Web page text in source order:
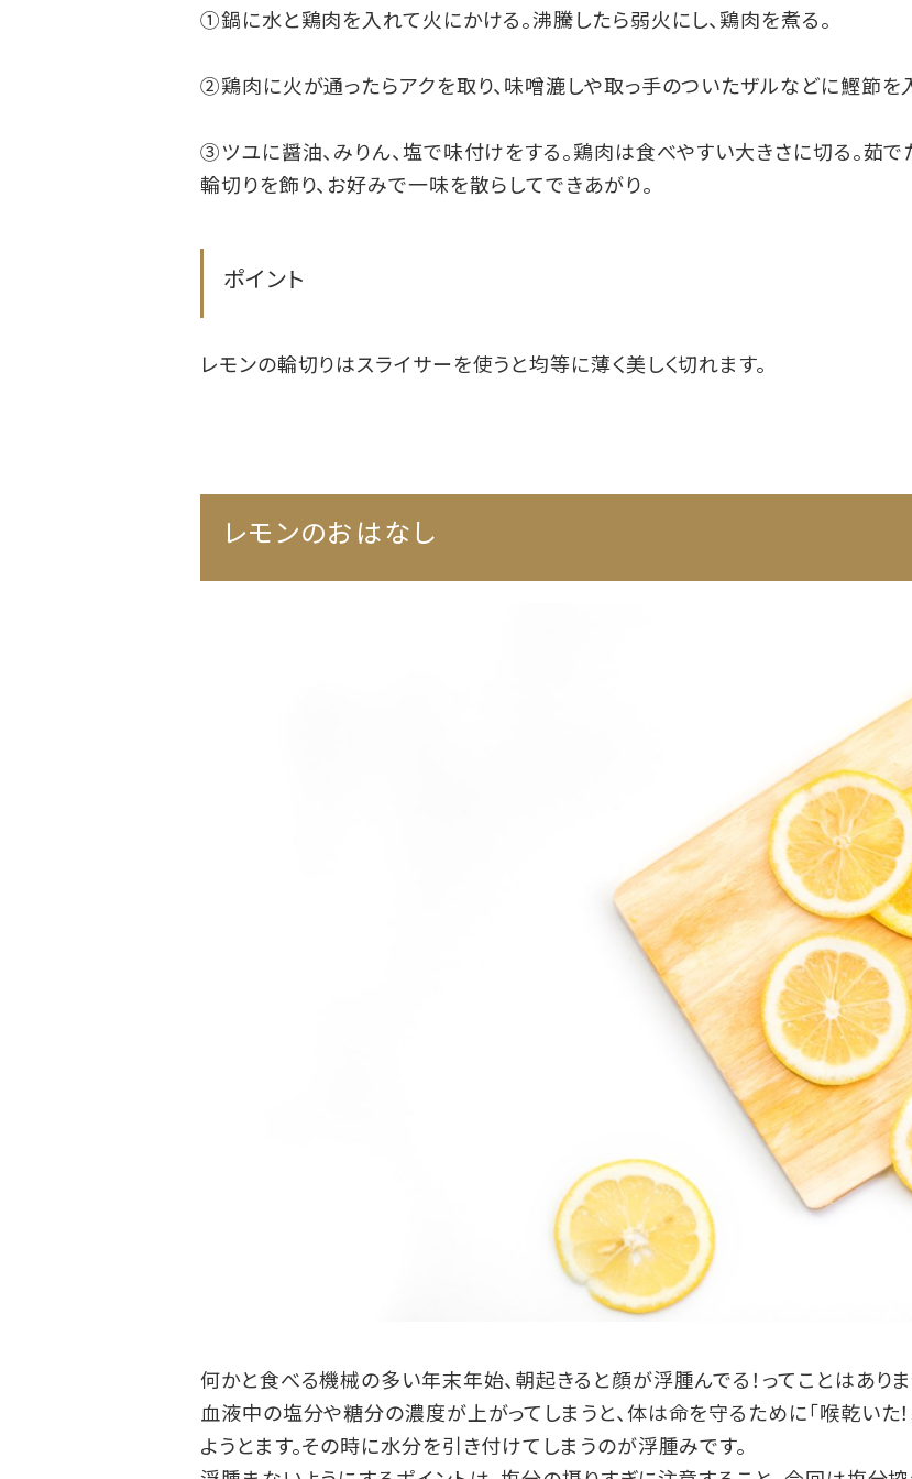
①鍋に水と鶏肉を入れて火にかける。沸騰したら弱火にし、鶏肉を煮る。
②鶏肉に火が通ったらアクを取り、味噌漉しや取っ手のついたザルなどに鰹節を
③ツユに醤油、みりん、塩で味付けをする。鶏肉は食べやすい大きさに切る。茹で
輪切りを飾り、お好みで一味を散らしてできあがり。
ポイント
レモンの輪切りはスライサーを使うと均等に薄く美しく切れます。
レモンのおはなし
何かと食べる機械の多い年末年始、朝起きると顔が浮腫んでる！ってことはありま
血液中の塩分や糖分の濃度が上がってしまうと、体は命を守るために「喉乾いた
ようとます。その時に水分を引き付けてしまうのが浮腫みです。